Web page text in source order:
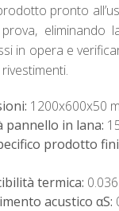
pronto
eliminando
in opera e
1200x600x50
pannello in lana:
prodotto
termica:
acustico αS: